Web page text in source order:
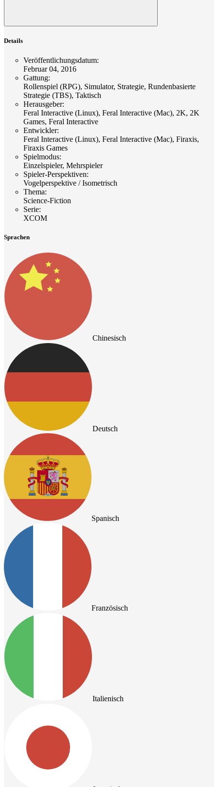
Details
Veröffentlichungsdatum:
Februar 04, 2016
Gattung:
Rollenspiel (RPG), Simulator, Strategie, Rundenbasierte
Strategie (TBS), Taktisch
Herausgeber:
Feral Interactive (Linux), Feral Interactive (Mac), 2K, 2K
Games, Feral Interactive
Entwickler:
Feral Interactive (Linux), Feral Interactive (Mac), Firaxis,
Firaxis Games
Spielmodus:
Einzelspieler, Mehrspieler
Spieler-Perspektiven:
Vogelperspektive / Isometrisch
Thema:
Science-Fiction
Serie:
XCOM
Sprachen
Chinesisch
Deutsch
Spanisch
Französisch
Italienisch